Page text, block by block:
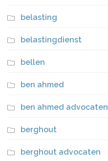
belasting
belastingdienst
bellen
ben ahmed
ben ahmed advocaten
berghout
berghout advocaten